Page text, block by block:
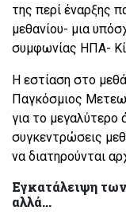
της περί έναρξης
μεθανίου- μια
συμφωνίας ΗΠΑ-
Η εστίαση στο
Παγκόσμιος
για το μεγαλύτερο
συγκεντρώσεις
να διατηρούνται
Εγκατάλειψη
αλλά...